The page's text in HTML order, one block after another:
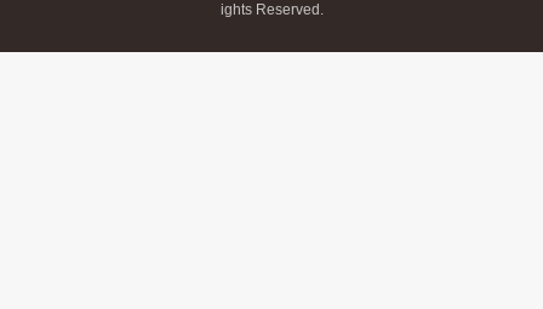
ights Reserved.